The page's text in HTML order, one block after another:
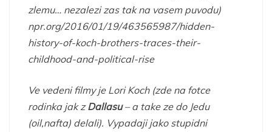
zlemu… nezalezi zas tak na vasem puvodu)
npr.org/2016/01/19/463565987/hidden-
history-of-koch-brothers-traces-their-
childhood-and-political-rise
Ve vedeni filmy je Lori Koch (zde na fotce
rodinka jak zDallasu– a take ze do Jedu
(oil,nafta) delali). Vypadaji jako stupidni